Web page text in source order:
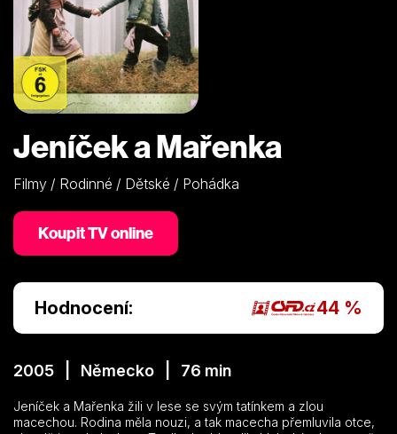
Jeníček a Mařenka
Filmy / Rodinné / Dětské / Pohádka
Koupit TV online
Hodnocení: 44 %
2005 | Německo | 76 min
Jeníček a Mařenka žili v lese se svým tatínkem a zlou
macechou. Rodina měla nouzi, a tak macecha přemluvila otce,